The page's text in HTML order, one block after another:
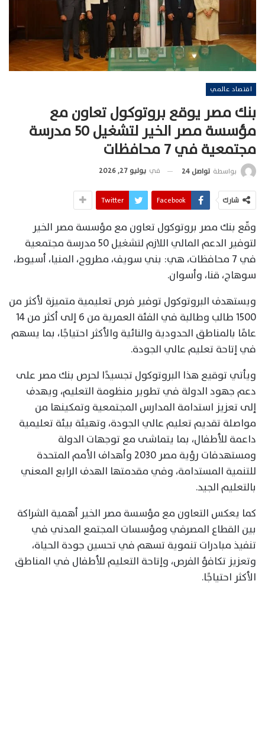
اقتصاد عالمي
بنك مصر يوقع بروتوكول تعاون مع
مؤسسة مصر الخير لتشغيل 50 مدرسة
مجتمعية في 7 محافظات
بواسطة تواصل 24 في يوليو 27, 2026
شارك Facebook
Twitter
وقّع بنك مصر بروتوكول تعاون مع مؤسسة مصر الخير
لتوفير الدعم المالي اللازم لتشغيل 50 مدرسة مجتمعية
في 7 محافظات، هي: بني سويف، مطروح، المنيا، أسيوط،
سوهاج، قنا، وأسوان.
ويستهدف البروتوكول توفير فرص تعليمية متميزة لأكثر من
1500 طالب وطالبة في الفئة العمرية من 6 إلى أكثر من 14
عامًا بالمناطق الحدودية والنائية والأكثر احتياجًا، بما يسهم
في إتاحة تعليم عالي الجودة.
ويأتي توقيع هذا البروتوكول تجسيدًا لحرص بنك مصر على
دعم جهود الدولة في تطوير منظومة التعليم، ويهدف
إلى تعزيز استدامة المدارس المجتمعية وتمكينها من
مواصلة تقديم تعليم عالي الجودة، وتهيئة بيئة تعليمية
داعمة للأطفال، بما يتماشى مع توجهات الدولة
ومستهدفات رؤية مصر 2030 وأهداف الأمم المتحدة
للتنمية المستدامة، وفي مقدمتها الهدف الرابع المعني
بالتعليم الجيد.
كما يعكس التعاون مع مؤسسة مصر الخير أهمية الشراكة
بين القطاع المصرفي ومؤسسات المجتمع المدني في
تنفيذ مبادرات تنموية تسهم في تحسين جودة الحياة،
وتعزيز تكافؤ الفرص، وإتاحة التعليم للأطفال في المناطق
الأكثر احتياجًا.